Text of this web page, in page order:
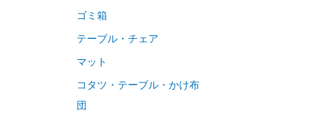
ゴミ箱
テーブル・チェア
マット
コタツ・テーブル・かけ布
団